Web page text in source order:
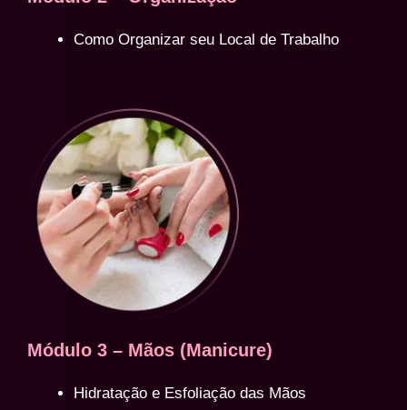
Como Organizar seu Local de Trabalho
Módulo 3 – Mãos (Manicure)
Hidratação e Esfoliação das Mãos